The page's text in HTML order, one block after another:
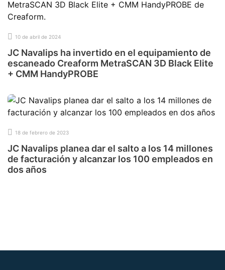
10 de abril de 2024
JC Navalips ha invertido en el equipamiento de
escaneado Creaform MetraSCAN 3D Black Elite
+ CMM HandyPROBE
18 de febrero de 2023
JC Navalips planea dar el salto a los 14 millones
de facturación y alcanzar los 100 empleados en
dos años